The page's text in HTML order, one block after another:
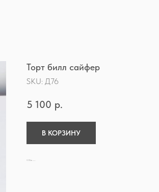
Торт билл сайфер
SKU: Д76
5 100 р.
В КОРЗИНУ